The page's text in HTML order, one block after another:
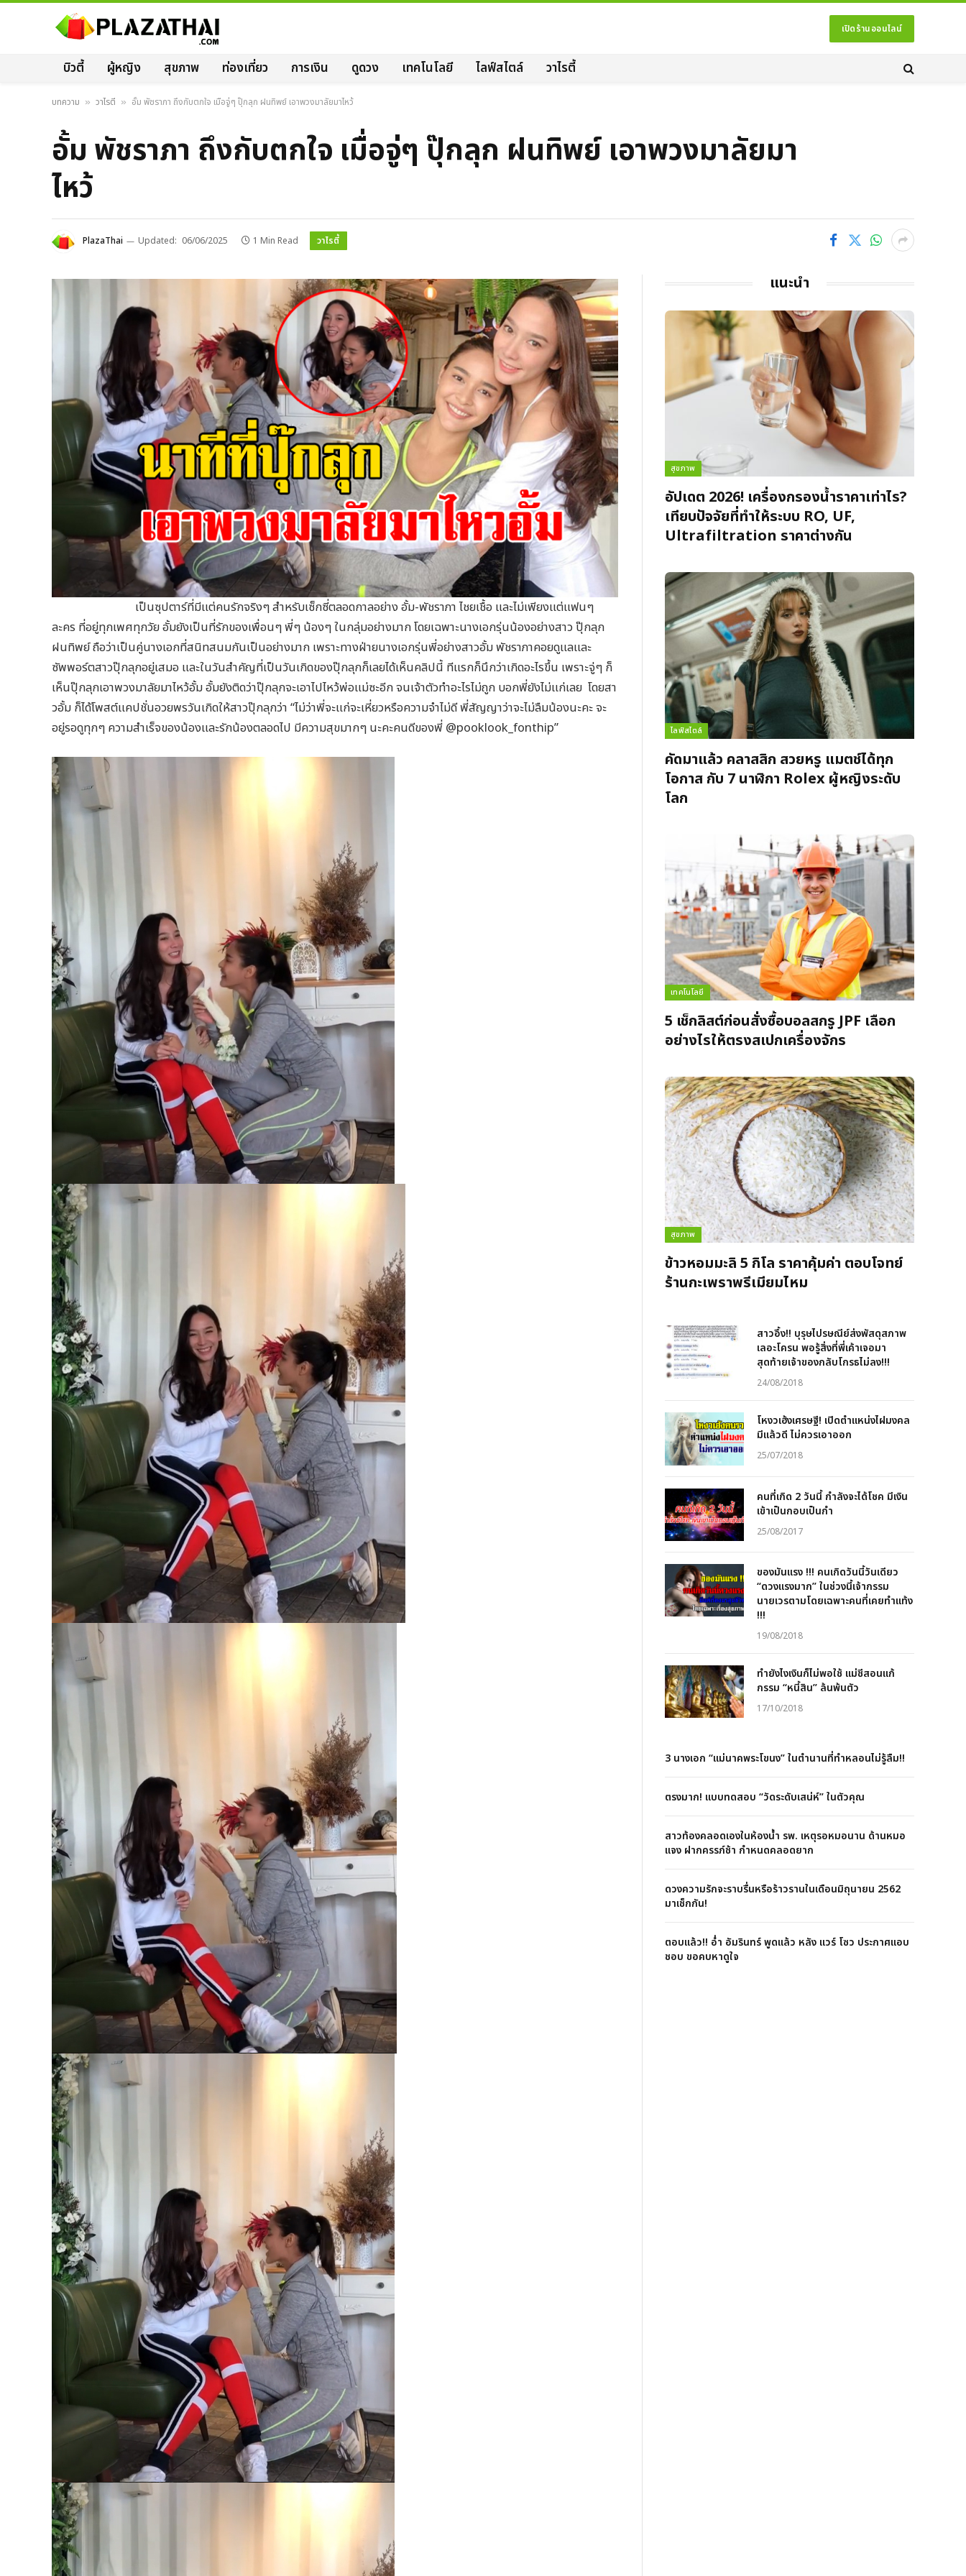
เปิดร้านออนไลน์
บิวตี้ ผู้หญิง สุขภาพ ท่องเที่ยว การเงิน ดูดวง เทคโนโลยี ไลฟ์สไตล์ วาไรตี้
บทความ » วาไรตี้ » อั้ม พัชราภา ถึงกับตกใจ เมื่อจู่ๆ ปุ๊กลุก ฝนทิพย์ เอาพวงมาลัยมาไหว้
อั้ม พัชราภา ถึงกับตกใจ เมื่อจู่ๆ ปุ๊กลุก ฝนทิพย์ เอาพวงมาลัยมา
ไหว้
PlazaThai Updated: 06/06/2025 1 Min Read วาไรตี้
เป็นซุปตาร์ที่มีแต่คนรักจริงๆ สำหรับเซ็กซี่ตลอดกาลอย่าง อั้ม-พัชราภา ไชยเชื้อ และไม่เพียงแต่แฟนๆ
ละคร ที่อยู่ทุกเพศทุกวัย อั้มยังเป็นที่รักของเพื่อนๆ พี่ๆ น้องๆ ในกลุ่มอย่างมาก โดยเฉพาะนางเอกรุ่นน้องอย่างสาว ปุ๊กลุก
ฝนทิพย์ ถือว่าเป็นคู่นางเอกที่สนิทสนมกันเป็นอย่างมาก เพราะทางฝ่ายนางเอกรุ่นพี่อย่างสาวอั้ม พัชราภาคอยดูแลและ
ซัพพอร์ตสาวปุ๊กลุกอยู่เสมอ และในวันสำคัญที่เป็นวันเกิดของปุ๊กลุกก็เลยได้เห็นคลิปนี้ ทีแรกก็นึกว่าเกิดอะไรขึ้น เพราะจู่ๆ ก็
เห็นปุ๊กลุกเอาพวงมาลัยมาไหว้อั้ม อั้มยังติดว่าปุ๊กลุกจะเอาไปไหว้พ่อแม่ซะอีก จนเจ้าตัวทำอะไรไม่ถูก บอกพี่ยังไม่แก่เลย โดยสา
วอั้ม ก็ได้โพสต์แคปชั่นอวยพรวันเกิดให้สาวปุ๊กลุกว่า “ไม่ว่าพี่จะแก่จะเหี่ยวหรือความจำไม่ดี พี่สัญญาว่าจะไม่ลืมน้องนะคะ จะ
อยู่รอดูทุกๆ ความสำเร็จของน้องและรักน้องตลอดไป มีความสุขมากๆ นะคะคนดีของพี่ @pooklook_fonthip”
แนะนำ
สุขภาพ
อัปเดต 2026! เครื่องกรองน้ำราคาเท่าไร?
เทียบปัจจัยที่ทำให้ระบบ RO, UF,
Ultrafiltration ราคาต่างกัน
ไลฟ์สไตล์
คัดมาแล้ว คลาสสิก สวยหรู แมตช์ได้ทุก
โอกาส กับ 7 นาฬิกา Rolex ผู้หญิงระดับ
โลก
เทคโนโลยี
5 เช็กลิสต์ก่อนสั่งซื้อบอลสกรู JPF เลือก
อย่างไรให้ตรงสเปกเครื่องจักร
สุขภาพ
ข้าวหอมมะลิ 5 กิโล ราคาคุ้มค่า ตอบโจทย์
ร้านกะเพราพรีเมียมไหม
สาวอึ้ง!! บุรุษไปรษณีย์ส่งพัสดุสภาพ
เลอะโครน พอรู้สิ่งที่พี่เค้าเจอมา
สุดท้ายเจ้าของกลับโกรธไม่ลง!!!
24/08/2018
โหงวเฮ้งเศรษฐี! เปิดตำแหน่งไฝมงคล
มีแล้วดี ไม่ควรเอาออก
25/07/2018
คนที่เกิด 2 วันนี้ กำลังจะได้โชค มีเงิน
เข้าเป็นกอบเป็นกำ
25/08/2017
ของมันแรง !!! คนเกิดวันนี้วันเดียว
“ดวงแรงมาก” ในช่วงนี้เจ้ากรรม
นายเวรตามโดยเฉพาะคนที่เคยทำแท้ง
!!!
19/08/2018
ทำยังไงเงินก็ไม่พอใช้ แม่ชีสอนแก้
กรรม “หนี้สิน” ล้นพ้นตัว
17/10/2018
3 นางเอก “แม่นาคพระโขนง” ในตำนานที่ทำหลอนไม่รู้ลืม!!
ตรงมาก! แบบทดสอบ “วัดระดับเสน่ห์” ในตัวคุณ
สาวท้องคลอดเองในห้องน้ำ รพ. เหตุรอหมอนาน ด้านหมอ
แจง ฝากครรภ์ช้า กำหนดคลอดยาก
ดวงความรักจะราบรื่นหรือร้าวรานในเดือนมิถุนายน 2562
มาเช็กกัน!
ตอบแล้ว!! อ่ำ อัมรินทร์ พูดแล้ว หลัง แวร์ โซว ประกาศแอบ
ชอบ ขอคบหาดูใจ